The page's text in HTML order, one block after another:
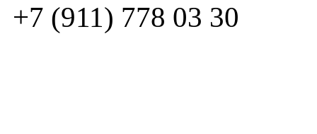
+7 (911) 778 03 30